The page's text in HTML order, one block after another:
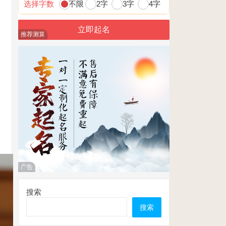
选择字数 不限 2字 3字 4字
推荐测算
广告
搜索
搜索